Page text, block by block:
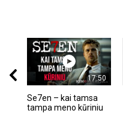
17:50
Se7en – kai tamsa
tampa meno kūriniu